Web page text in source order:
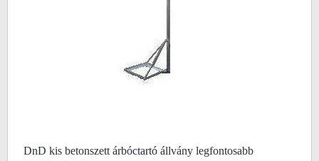
DnD kis betonszett árbóctartó állvány legfontosabb